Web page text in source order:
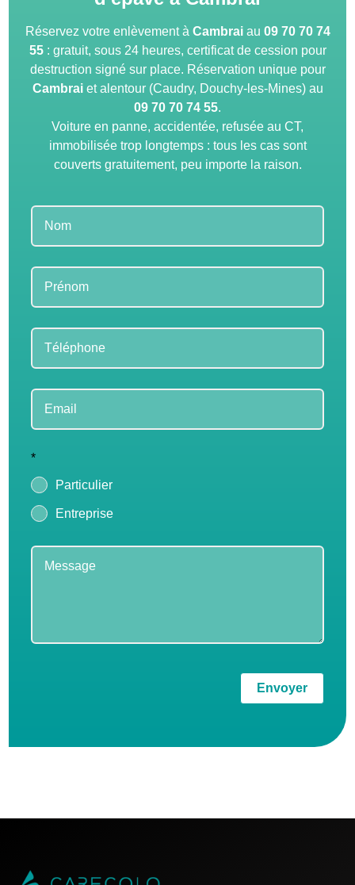
Réservez votre enlèvement à Cambraiau 09 70 70 74
55: gratuit, sous 24 heures, certificat de cession pour
destruction signé sur place. Réservation unique pour
Cambraiet alentour (Caudry, Douchy-les-Mines) au
09 70 70 74 55.
Voiture en panne, accidentée, refusée au CT,
immobilisée trop longtemps : tous les cas sont
couverts gratuitement, peu importe la raison.
Leave
field
*
Particulier
Entreprise
Envoyer